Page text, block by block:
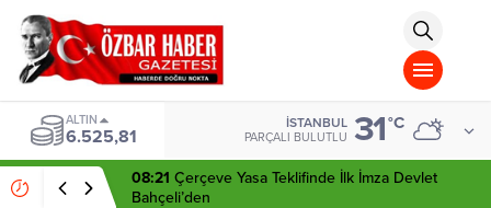
islami
chat
omegla
türk
sohbet
cinsel
sohbet
dini
chat
ALTIN
6.525,81
İSTANBUL
PARÇALI BULUTLU 31°C
08:21 Çerçeve Yasa Teklifinde İlk İmza Devlet
Bahçeli’den